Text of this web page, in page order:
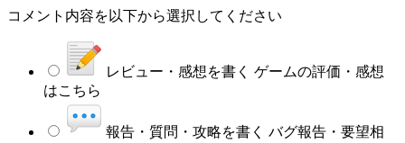
コメント内容を以下から選択してください
レビュー・感想を書く ゲームの評価・感想
はこちら
報告・質問・攻略を書く バグ報告・要望相